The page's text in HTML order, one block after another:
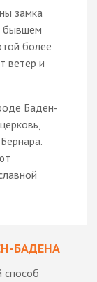
замка
бывшем
более
ветер и
Баден-
БАДЕНА
способ